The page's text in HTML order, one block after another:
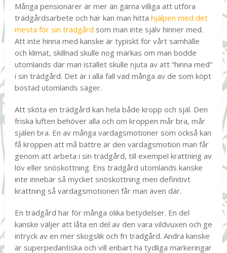
Många pensionärer är mer än gärna villiga att utföra
trädgårdsarbete och här kan man hitta hjälpen med det
mesta för sin trädgård som man inte själv hinner med.
Att inte hinna med kanske är typiskt för vårt samhälle
och klimat, skillnad skulle nog märkas om man bodde
utomlands där man istället skulle njuta av att ”hinna med”
i sin trädgård. Det är i alla fall vad många av de som köpt
bostad utomlands säger.
Att sköta en trädgård kan hela både kropp och själ. Den
friska luften behöver alla och om kroppen mår bra, mår
själen bra. En av många vardagsmotioner som också kan
få kroppen att må bättre är den vardagsmotion man får
genom att arbeta i sin trädgård, till exempel krattning av
löv eller snöskottning. Ens trädgård utomlands kanske
inte innebär så mycket snöskottning men definitivt
krattning så vardagsmotionen får man även där.
En trädgård har för många olika betydelser. En del
kanske väljer att låta en del av den vara vildvuxen och ge
intryck av en mer skogslik och fri trädgård. Andra kanske
är superpedantiska och vill enbart ha tydliga markeringar